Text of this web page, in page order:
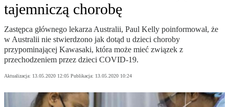
tajemniczą chorobę
Zastępca głównego lekarza Australii, Paul Kelly poinformował, że
w Australii nie stwierdzono jak dotąd u dzieci choroby
przypominającej Kawasaki, która może mieć związek z
przechodzeniem przez dzieci COVID-19.
Aktualizacja: 13.05.2020 12:05 Publikacja: 13.05.2020 10:24